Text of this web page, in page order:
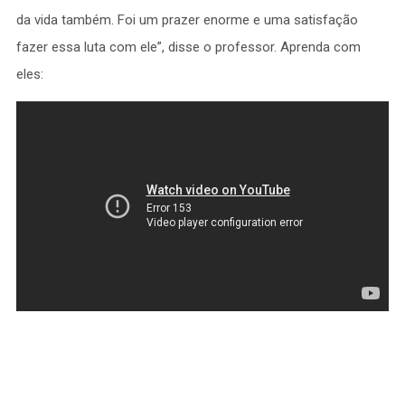
da vida também. Foi um prazer enorme e uma satisfação
fazer essa luta com ele”, disse o professor. Aprenda com
eles: